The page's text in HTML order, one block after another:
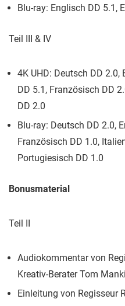
Blu-ray: Englisch DD 5.1,
Teil III & IV
4K UHD: Deutsch DD
DD 5.1, Französisch DD
DD 2.0
Blu-ray: Deutsch DD 2.0,
Französisch DD 1.0,
Portugiesisch DD 1.0
Bonusmaterial
Teil II
Audiokommentar von
Kreativ-Berater Tom
Einleitung von Regisseur